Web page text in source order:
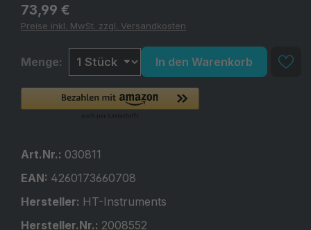
Regulärer Preis:
73,99 €
Preise inkl. MwSt. zzgl. Versandkosten
Menge: In den Warenkorb
Art.Nr.: 030811
EAN: 4260173660708
Hersteller: HT-Instruments
Hersteller.Nr.: 2008552